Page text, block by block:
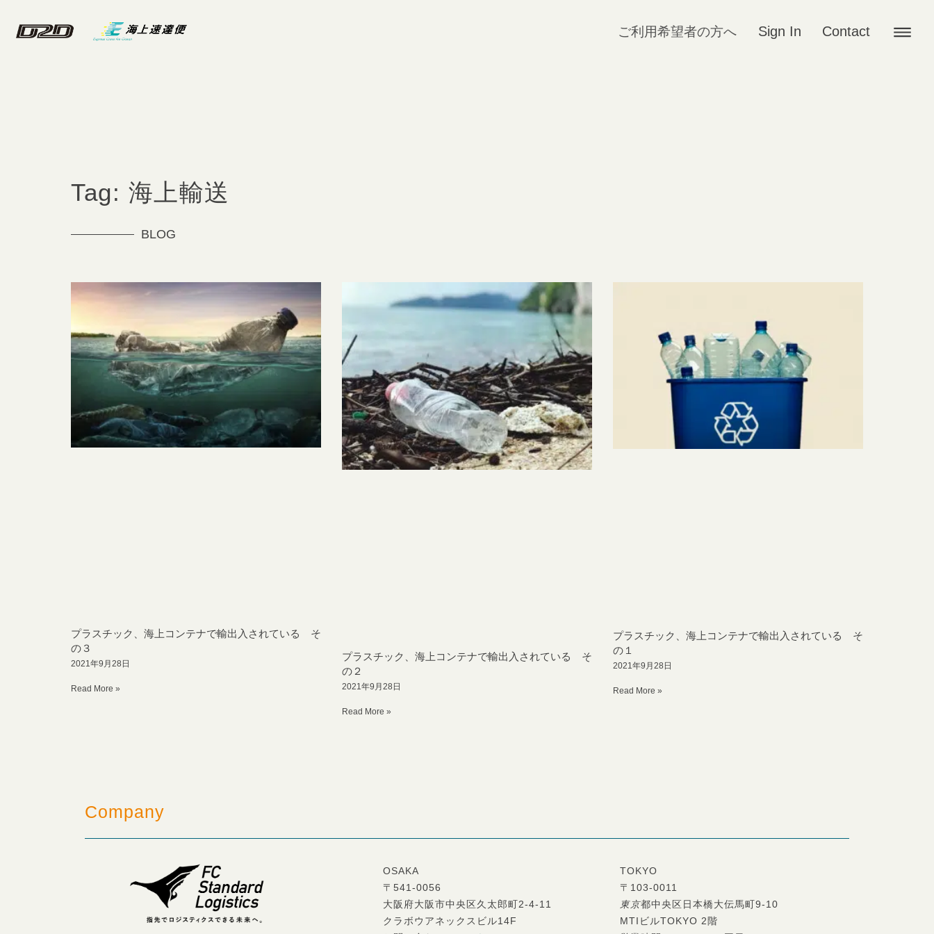
ご利用希望者の方へ Sign In Contact
Tag: 海上輸送
BLOG
プラスチック、海上コンテナで輸出入されている そ
の３
2021年9月28日
Read More »
プラスチック、海上コンテナで輸出入されている そ
の２
2021年9月28日
Read More »
プラスチック、海上コンテナで輸出入されている そ
の１
2021年9月28日
Read More »
Company
OSAKA
〒541-0056
大阪府大阪市中央区久太郎町2-4-11
クラボウアネックスビル14F
TOKYO
〒103-0011
東京都中央区日本橋大伝馬町9-10
MTIビルTOKYO 2階